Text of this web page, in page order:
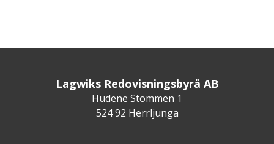
Lagwiks Redovisningsbyrå AB
Hudene Stommen 1
524 92 Herrljunga